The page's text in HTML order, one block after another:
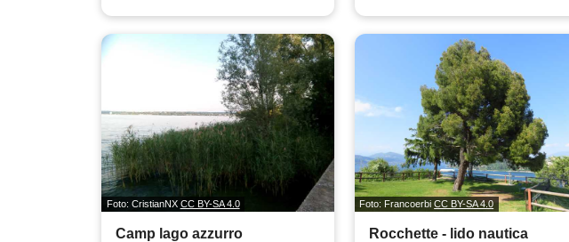
Foto: CristianNX CC BY-SA 4.0
Camp lago azzurro
Foto: FrancoerbiCC BY-SA 4.0
Rocchette - lido nautica